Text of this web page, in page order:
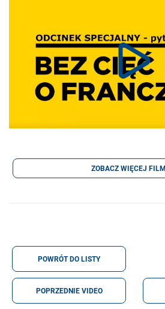
ZOBACZ WIĘCEJ
POWRÓT DO LISTY
POPRZEDNIE VIDEO